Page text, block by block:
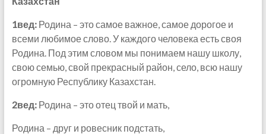
1вед:Родина – это самое важное, самое дорогое и
всеми любимое слово. У каждого человека есть своя
Родина. Под этим словом мы понимаем нашу школу,
свою семью, свой прекрасный район, село, всю нашу
огромную Республику Казахстан.
2вед:Родина – это отец твой и мать,
Родина – друг и ровесник подстать,